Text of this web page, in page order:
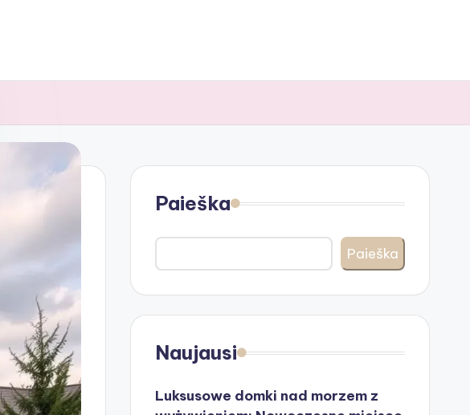
Paieška
Paieška
Naujausi
Luksusowe domki nad morzem z